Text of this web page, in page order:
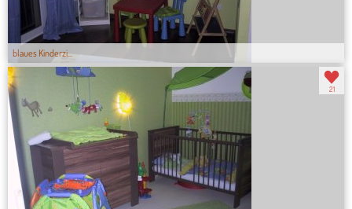
blaues Kinderzi...
21